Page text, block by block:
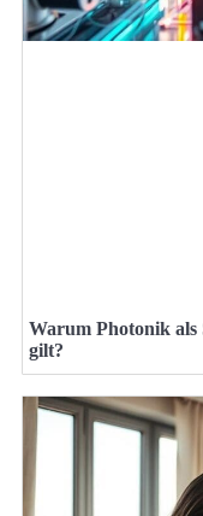
Warum Photonik als
gilt?